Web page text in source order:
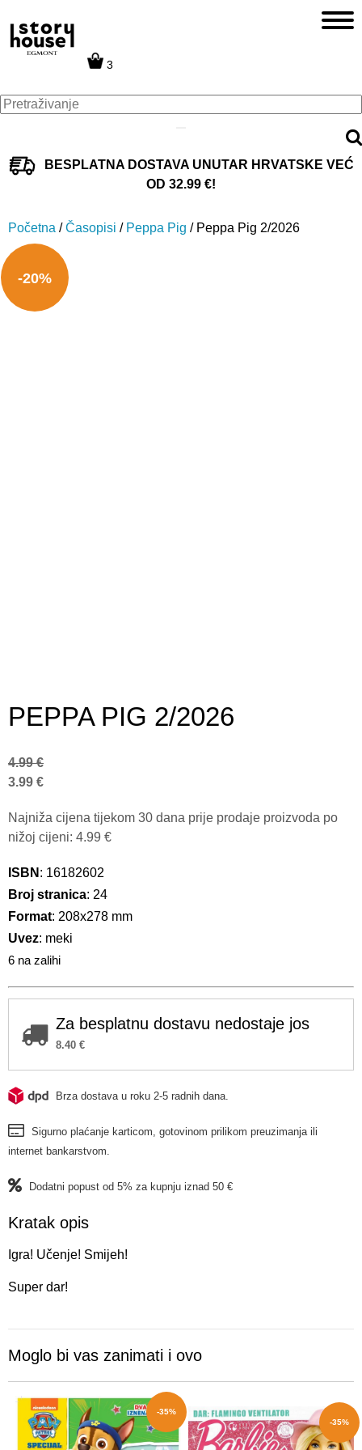
3
BESPLATNA DOSTAVA UNUTAR HRVATSKE VEĆ
OD 32.99 €!
Početna /Časopisi / Peppa Pig / Peppa Pig 2/2026
-20%
PEPPA PIG 2/2026
3.99 €
4.99€
Najniža cijena tijekom 30 dana prije prodaje proizvoda po
nižoj cijeni: 4.99 €
ISBN : 16182602
Broj stranica: 24
Format: 208x278 mm
Uvez: meki
6 na zalihi
Za besplatnu dostavu nedostaje jos
8.40 €
Brza dostava u roku 2-5 radnih dana.
Sigurno plaćanje karticom, gotovinom prilikom preuzimanja ili
internet bankarstvom.
Dodatni popust od 5% za kupnju iznad 50 €
Kratak opis
Igra! Učenje! Smijeh!
Super dar!
Moglo bi vas zanimati i ovo
-35%
-35%